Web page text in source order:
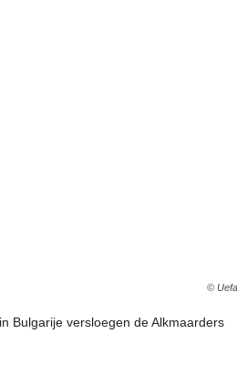
© Uefa
Bulgarije versloegen de Alkmaarders